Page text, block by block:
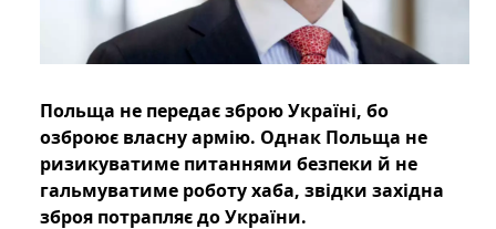
Польща не передає зброю Україні, бо
озброює власну армію. Однак Польща не
ризикуватиме питаннями безпеки й не
гальмуватиме роботу хаба, звідки західна
зброя потрапляє до України.